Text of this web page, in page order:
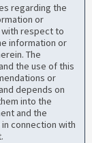
regarding the
or
respect to
information or
The
the use of this
or
depends on
into the
and the
connection with